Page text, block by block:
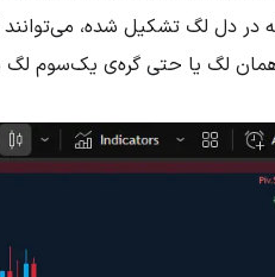
در دل لگ تشکیل شده، می‌توانند
لگ یا حتی گره‌ی یک‌سوم لگ